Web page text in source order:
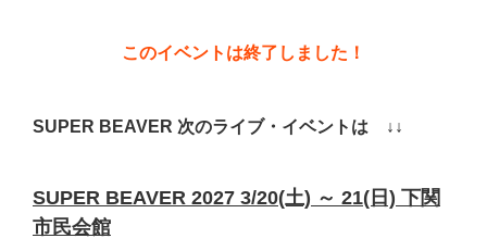
このイベントは終了しました！
SUPER BEAVER 次のライブ・イベントは ↓↓
SUPER BEAVER 2027 3/20(土) ～ 21(日) 下関
市民会館